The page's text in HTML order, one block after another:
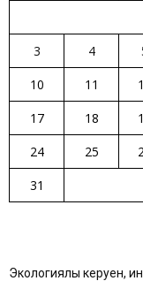
3
4
10
11
17
18
24
25
31
Экологиялық керуен,